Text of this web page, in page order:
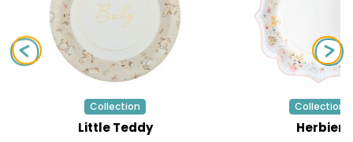
Collection
Little Teddy
Collection
Herbier